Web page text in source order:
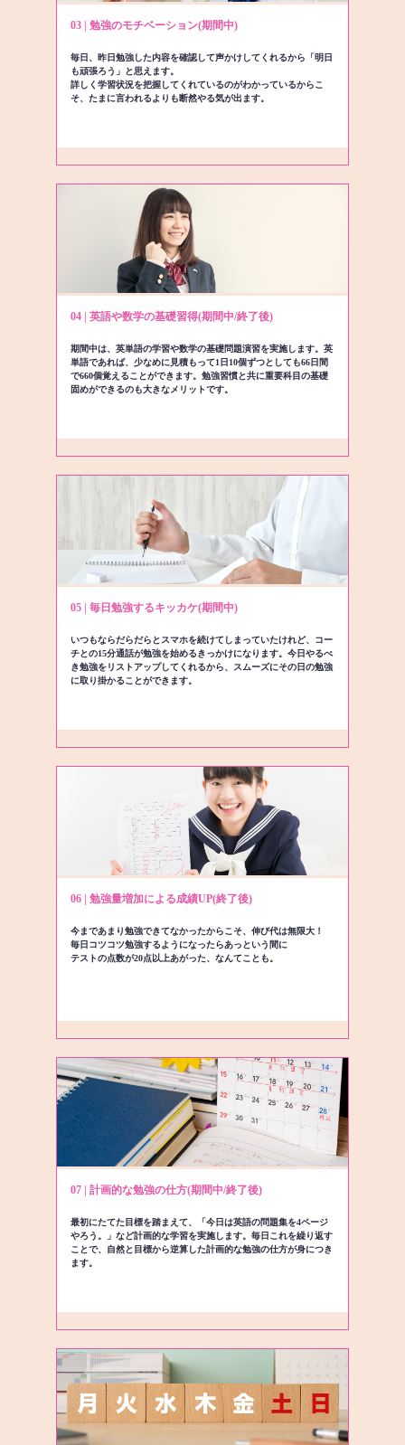
03 | 勉強のモチベーション(期間中)
毎日、昨日勉強した内容を確認して声かけしてくれるから「明日
も頑張ろう」と思えます。
詳しく学習状況を把握してくれているのがわかっているからこ
そ、たまに言われるよりも断然やる気が出ます。
04 | 英語や数学の基礎習得(期間中/終了後)
期間中は、英単語の学習や数学の基礎問題演習を実施します。英
単語であれば、少なめに見積もって1日10個ずつとしても66日間
で660個覚えることができます。勉強習慣と共に重要科目の基礎
固めができるのも大きなメリットです。
05 | 毎日勉強するキッカケ(期間中)
いつもならだらだらとスマホを続けてしまっていたけれど、コー
チとの15分通話が勉強を始めるきっかけになります。今日やるべ
き勉強をリストアップしてくれるから、スムーズにその日の勉強
に取り掛かることができます。
06 | 勉強量増加による成績UP(終了後)
今まであまり勉強できてなかったからこそ、伸び代は無限大！
毎日コツコツ勉強するようになったらあっという間に
テストの点数が20点以上あがった、なんてことも。
07 | 計画的な勉強の仕方(期間中/終了後)
最初にたてた目標を踏まえて、「今日は英語の問題集を4ページ
やろう。」など計画的な学習を実施します。毎日これを繰り返す
ことで、自然と目標から逆算した計画的な勉強の仕方が身につき
ます。